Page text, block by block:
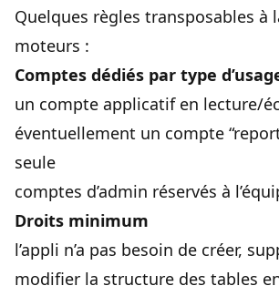
Quelques règles transposables à
moteurs :
Comptes dédiés par type
un compte applicatif en lecture/
éventuellement un compte
seule
comptes d’admin réservés à
Droits minimum
l’appli n’a pas besoin de créer,
modifier la structure des tables